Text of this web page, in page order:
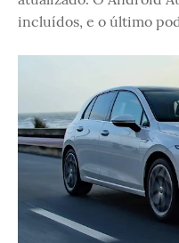
incluídos, e o último